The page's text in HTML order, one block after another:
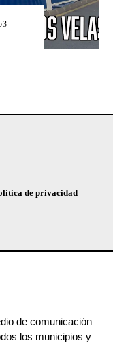
de privacidad
de comunicación
los municipios y